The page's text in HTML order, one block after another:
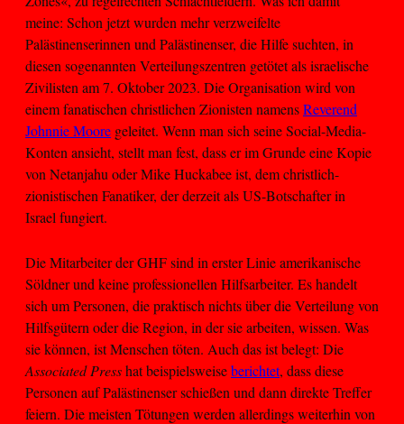
meine: Schon jetzt wurden mehr verzweifelte
Palästinenserinnen und Palästinenser, die Hilfe suchten, in
diesen sogenannten Verteilungszentren getötet als israelische
Zivilisten am 7. Oktober 2023. Die Organisation wird von
einem fanatischen christlichen Zionisten namensReverend
Johnnie Moore geleitet. Wenn man sich seine Social-Media-
Konten ansieht, stellt man fest, dass er im Grunde eine Kopie
von Netanjahu oder Mike Huckabee ist, dem christlich-
zionistischen Fanatiker, der derzeit als US-Botschafter in
Israel fungiert.
Die Mitarbeiter der GHF sind in erster Linie amerikanische
Söldner und keine professionellen Hilfsarbeiter. Es handelt
sich um Personen, die praktisch nichts über die Verteilung von
Hilfsgütern oder die Region, in der sie arbeiten, wissen. Was
sie können, ist Menschen töten. Auch das ist belegt: Die
Associated Presshat beispielsweiseberichtet, dass diese
Personen auf Palästinenser schießen und dann direkte Treffer
feiern. Die meisten Tötungen werden allerdings weiterhin von